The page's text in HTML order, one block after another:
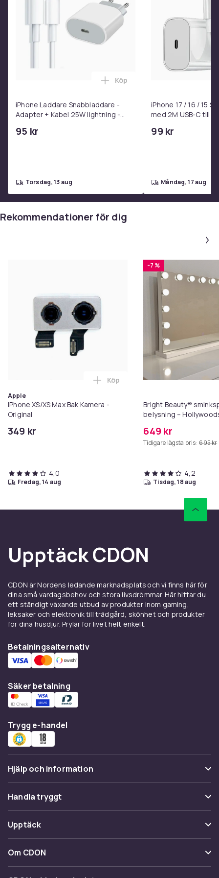
1e426e73-ef4c-55cf-91aa-46e52a96df35
Produktsäkerhetsinformation
iPhone Laddare Snabbladdare -
Adapter + Kabel 25W lightning -
95 kr
Lägg till iPhone Laddare
Köp
torsdag, 13 aug
iPhone 17 / 16 / 15
med 2M USB-C till
99 kr
måndag, 17 aug
Rekommendationer för dig
Apple
iPhone XS/XS Max Bak Kamera -
Original
349 kr
Lägg till iPhone XS/XS Max
Köp
4,0
fredag, 14 aug
-7 %
Bright Beauty®
belysning –
ljusfärger – Dimbar –
USB-laddningsport –
649 kr
Tidigare lägsta pris: 695 kr
4,2
tisdag, 18 aug
Upptäck CDON
CDON är Nordens ledande marknadsplats och vi finns här för
dina små vardagsbehov och stora livsdrömmar. Här hittar du
ett ständigt växande utbud av produkter inom gaming,
leksaker och elektronik till trädgård, skönhet och produkter
för dina husdjur. Prylar för livet helt enkelt.
Betalningsalternativ
Säker betalning
Trygg e-handel
Hjälp och information
Vanliga frågor
Spåra paket
Ångra & Returnera här
Kundservice
Handla tryggt
Betalning
Leverans
Upptäck
Kategorier
Varumärken
Om CDON